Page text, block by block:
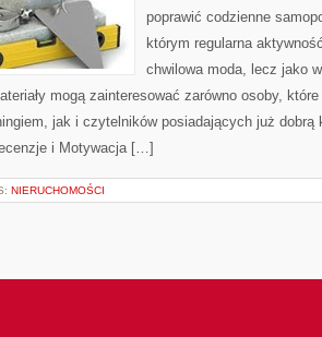
poprawić codzienne
którym regularna
chwilowa moda, lecz jako
mogą zainteresować zarówno osoby,
jak i czytelników posiadających już
i Motywacja […]
NIERUCHOMOŚCI